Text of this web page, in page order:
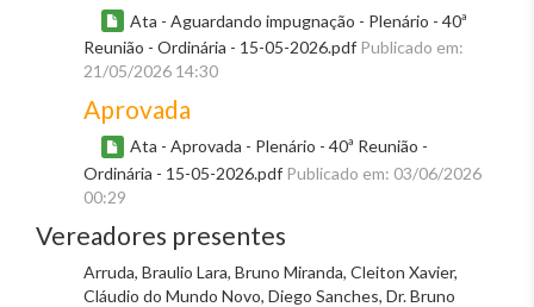
Ata - Aguardando impugnação - Plenário - 40ª
Reunião - Ordinária - 15-05-2026.pdf Publicado em:
21/05/2026 14:30
Aprovada
Ata - Aprovada - Plenário - 40ª Reunião -
Ordinária - 15-05-2026.pdf Publicado em: 03/06/2026
00:29
Vereadores presentes
Arruda, Braulio Lara, Bruno Miranda, Cleiton Xavier,
Cláudio do Mundo Novo, Diego Sanches, Dr. Bruno